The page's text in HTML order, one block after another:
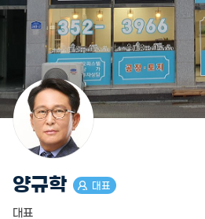
양규학 대표
대표